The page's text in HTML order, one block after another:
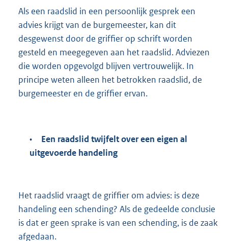
Als een raadslid in een persoonlijk gesprek een
advies krijgt van de burgemeester, kan dit
desgewenst door de griffier op schrift worden
gesteld en meegegeven aan het raadslid. Adviezen
die worden opgevolgd blijven vertrouwelijk. In
principe weten alleen het betrokken raadslid, de
burgemeester en de griffier ervan.
•
Een raadslid twijfelt over een eigen al
uitgevoerde handeling
Het raadslid vraagt de griffier om advies: is deze
handeling een schending? Als de gedeelde conclusie
is dat er geen sprake is van een schending, is de zaak
afgedaan.